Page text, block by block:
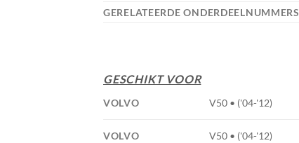
GERELATEERDE ONDERDEELNUMMERS
GESCHIKT VOOR
VOLVO V50 • ('04-'12)
VOLVO V50 • ('04-'12)